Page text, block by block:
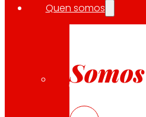
Quen somos
Somos
PRIMEIRO SEMESTRE